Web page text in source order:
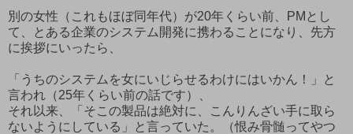
別の女性（これもほぼ同年代）が20年くらい前、PMとし
て、とある企業のシステム開発に携わることになり、先方
に挨拶にいったら、
「うちのシステムを女にいじらせるわけにはいかん！」と
言われ（25年くらい前の話です）、
それ以来、「そこの製品は絶対に、こんりんざい手に取ら
ないようにしている」と言っていた。（恨み骨髄ってやつ